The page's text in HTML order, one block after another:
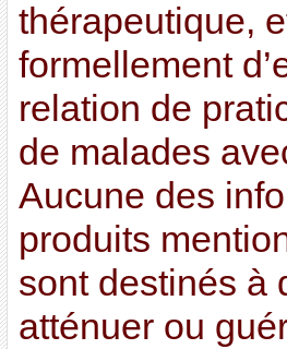
thérapeutique,
formellement
relation de
de malades
Aucune des
produits
sont destinés à
atténuer ou